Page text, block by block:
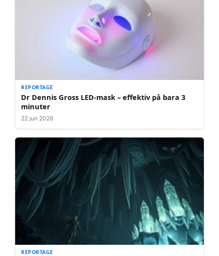
REPORTAGE
Dr Dennis Gross LED-mask – effektiv på bara 3
minuter
22 jun 2026
REPORTAGE